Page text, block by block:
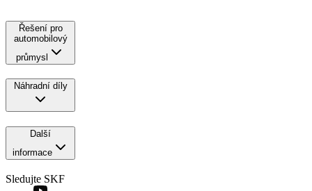
Řešení pro
automobilový
průmysl
Náhradní díly
Další
informace
Sledujte SKF